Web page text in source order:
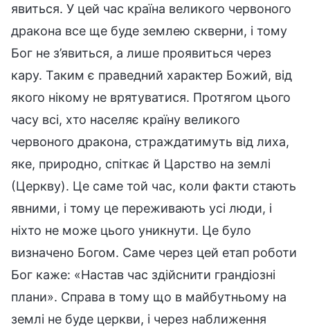
явиться. У цей час країна великого червоного
дракона все ще буде землею скверни, і тому
Бог не з’явиться, а лише проявиться через
кару. Таким є праведний характер Божий, від
якого нікому не врятуватися. Протягом цього
часу всі, хто населяє країну великого
червоного дракона, страждатимуть від лиха,
яке, природно, спіткає й Царство на землі
(Церкву). Це саме той час, коли факти стають
явними, і тому це переживають усі люди, і
ніхто не може цього уникнути. Це було
визначено Богом. Саме через цей етап роботи
Бог каже: «Настав час здійснити грандіозні
плани». Справа в тому що в майбутньому на
землі не буде церкви, і через наближення